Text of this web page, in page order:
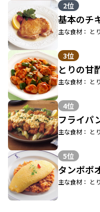
2位
基本のチ
主な食材： と
3位
とりの甘
主な食材： と
4位
フライパ
主な食材： と
5位
タンポポ
主な食材： と